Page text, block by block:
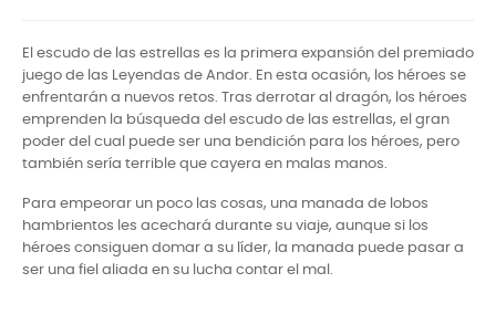
El escudo de las estrellas es la primera expansión del premiado
juego de las Leyendas de Andor. En esta ocasión, los héroes se
enfrentarán a nuevos retos. Tras derrotar al dragón, los héroes
emprenden la búsqueda del escudo de las estrellas, el gran
poder del cual puede ser una bendición para los héroes, pero
también sería terrible que cayera en malas manos.
Para empeorar un poco las cosas, una manada de lobos
hambrientos les acechará durante su viaje, aunque si los
héroes consiguen domar a su líder, la manada puede pasar a
ser una fiel aliada en su lucha contar el mal.